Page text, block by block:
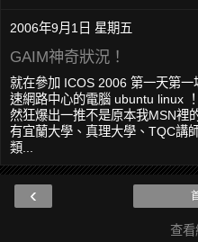
2006年9月1日 星期五
GAIM神奇狀況！
就在參加 ICOS 2006 第一天第
速網路中心的電腦 ubuntu linux
然狂爆出一推不是原本我MSN裡
有宜蘭大學、真理大學、TQC講
類...
‹
查